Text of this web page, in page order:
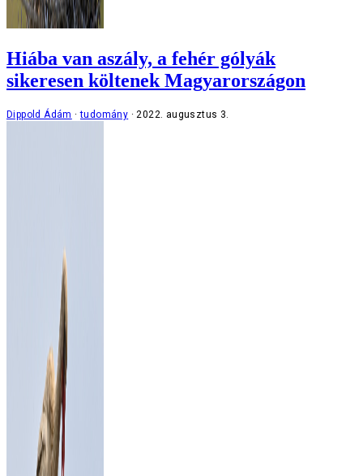
Hiába van aszály, a fehér gólyák
sikeresen költenek Magyarországon
Dippold Ádám tudomány 2022. augusztus 3.